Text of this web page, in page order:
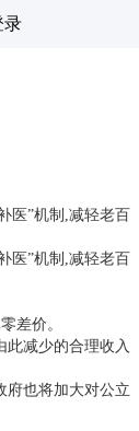
录
医”机制,减轻老百
医”机制,减轻老百
差价。
减少的合理收入
也将加大对公立